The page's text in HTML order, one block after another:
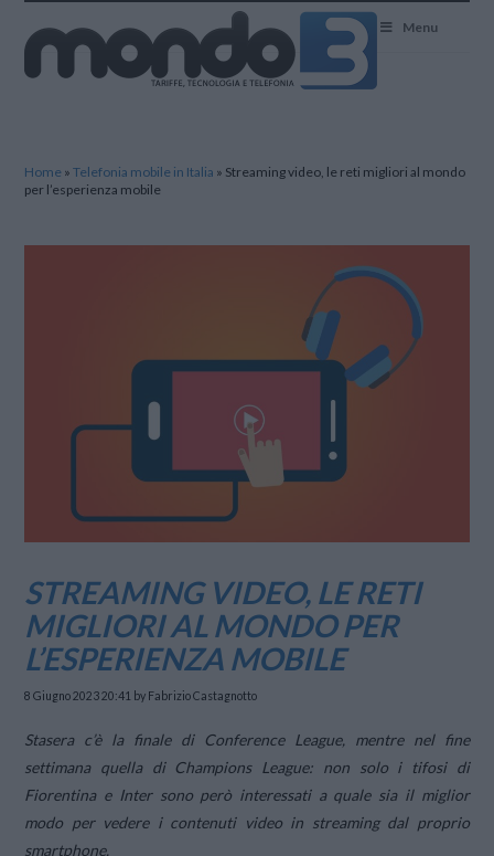
Menu
Home »Telefonia mobile in Italia » Streaming video, le reti migliori al mondo
per l’esperienza mobile
STREAMING VIDEO, LE RETI
MIGLIORI AL MONDO PER
L’ESPERIENZA MOBILE
8 Giugno 2023 20:41 by Fabrizio Castagnotto
Stasera c’è la finale di Conference League, mentre nel fine
settimana quella di Champions League: non solo i tifosi di
Fiorentina e Inter sono però interessati a quale sia il miglior
modo per vedere i contenuti video in streaming dal proprio
smartphone.